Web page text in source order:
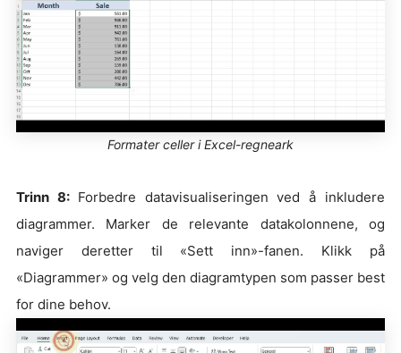
Formater celler i Excel-regneark
Trinn 8: Forbedre datavisualiseringen ved å inkludere
diagrammer. Marker de relevante datakolonnene, og
naviger deretter til «Sett inn»-fanen. Klikk på
«Diagrammer» og velg den diagramtypen som passer best
for dine behov.